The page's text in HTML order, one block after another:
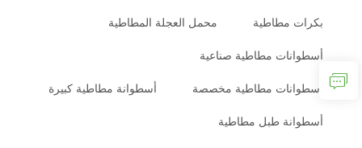
بكرات مطاطية محمل العجلة المطاطية
أسطوانات مطاطية صناعية
أسطوانات مطاطية مخصصة أسطوانة مطاطية كبيرة
أسطوانة طبل مطاطية